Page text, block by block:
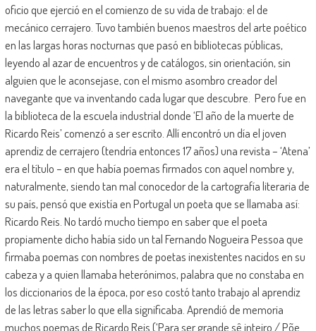
oficio que ejerció en el comienzo de su vida de trabajo: el de
mecánico cerrajero. Tuvo también buenos maestros del arte poético
en las largas horas nocturnas que pasó en bibliotecas públicas,
leyendo al azar de encuentros y de catálogos, sin orientación, sin
alguien que le aconsejase, con el mismo asombro creador del
navegante que va inventando cada lugar que descubre. Pero fue en
la biblioteca de la escuela industrial donde ‘El año de la muerte de
Ricardo Reis’ comenzó a ser escrito. Allí encontró un día el joven
aprendiz de cerrajero (tendría entonces 17 años) una revista – ‘Atena’
era el título – en que había poemas firmados con aquel nombre y,
naturalmente, siendo tan mal conocedor de la cartografía literaria de
su país, pensó que existía en Portugal un poeta que se llamaba así:
Ricardo Reis. No tardó mucho tiempo en saber que el poeta
propiamente dicho había sido un tal Fernando Nogueira Pessoa que
firmaba poemas con nombres de poetas inexistentes nacidos en su
cabeza y a quien llamaba heterónimos, palabra que no constaba en
los diccionarios de la época, por eso costó tanto trabajo al aprendiz
de las letras saber lo que ella significaba. Aprendió de memoria
muchos poemas de Ricardo Reis (‘Para ser grande sê inteiro / Põe